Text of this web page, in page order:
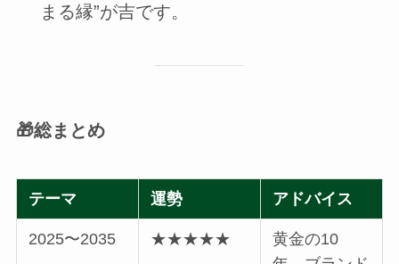
まる縁”が吉です。
🎁総まとめ
テーマ 運勢 アドバイス
2025〜2035 ★★★★★
黄金の10